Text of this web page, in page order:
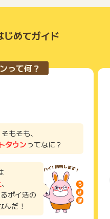
、ポイントタウンのサポート
獲得対象外となる場合がご
、検索サイトなどを経由し
利用されたことがある場合
サイトから送られる購入完
るまで必ず保管してくださ
合わせされる際に、該当の
います。
対応いたしかねますので、
を表示するアプリのこと
がございますが、ご利用さ
告主ではなく、代理店が行
関する詳細を把握しており
トに関するお問い合わせを
ませ。
じめてガイド
って何？
そもそも、
タウンってなに？
、
ポイ活の
んだ！